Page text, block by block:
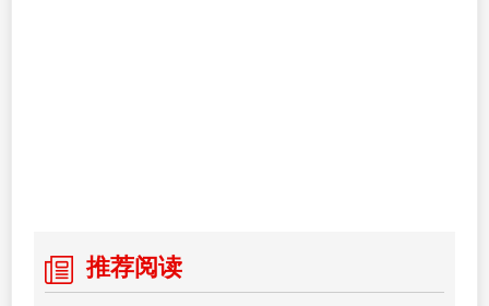
推荐阅读